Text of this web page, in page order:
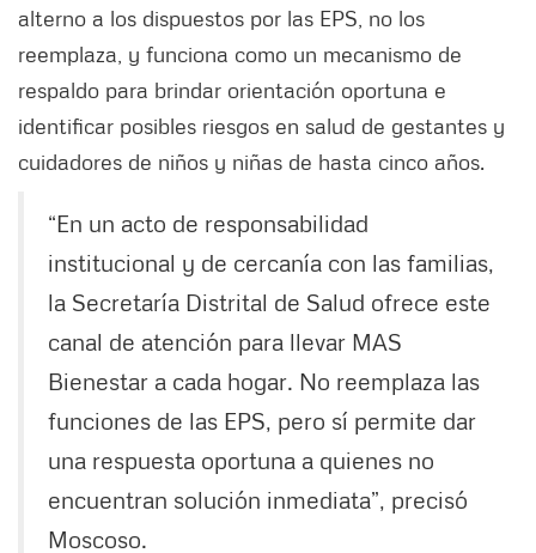
alterno a los dispuestos por las EPS, no los
reemplaza, y funciona como un mecanismo de
respaldo para brindar orientación oportuna e
identificar posibles riesgos en salud de gestantes y
cuidadores de niños y niñas de hasta cinco años.
“En un acto de responsabilidad
institucional y de cercanía con las familias,
la Secretaría Distrital de Salud ofrece este
canal de atención para llevar MAS
Bienestar a cada hogar. No reemplaza las
funciones de las EPS, pero sí permite dar
una respuesta oportuna a quienes no
encuentran solución inmediata”, precisó
Moscoso.